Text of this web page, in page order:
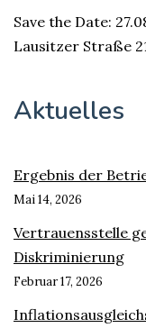
Save the Date:
Lausitzer Straße
Aktuelles
Ergebnis der
Mai 14, 2026
Vertrauensstelle
Diskriminierung
Februar 17, 2026